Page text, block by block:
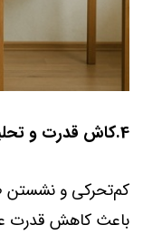
4.کاش قدرت و تحلیل بافت های عضلانی
کم‌تحرکی و نشستن
باعث کاهش قدرت